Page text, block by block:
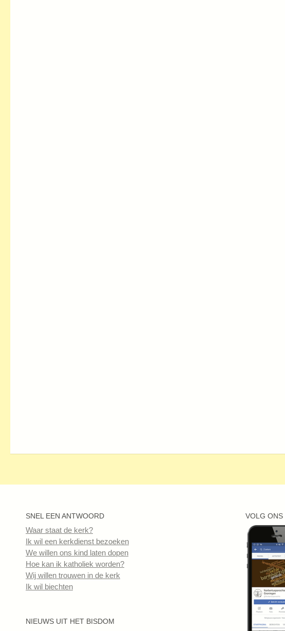
SNEL EEN ANTWOORD
Waar staat de kerk?
Ik wil een kerkdienst bezoeken
We willen ons kind laten dopen
Hoe kan ik katholiek worden?
Wij willen trouwen in de kerk
Ik wil biechten
NIEUWS UIT HET BISDOM
VOLG ONS